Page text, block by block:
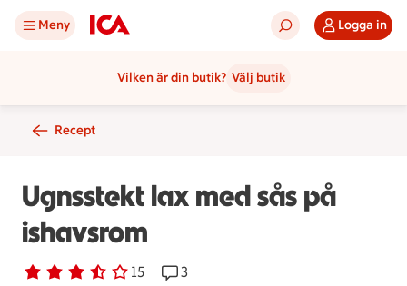
Meny Logga in
Vilken är din butik? Välj butik
Recept
Ugnsstekt lax med sås på
ishavsrom
Betyg 3.5 av 5. 15
15 personer har röstatReceptet har 3 kommentarer
3